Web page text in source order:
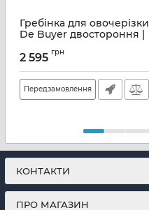
Гребінка для овочерізки
De Buyer двостороння |
Артикул:
2 595 грн
Передзамовлення
КОНТАКТИ
ПРО МАГАЗИН